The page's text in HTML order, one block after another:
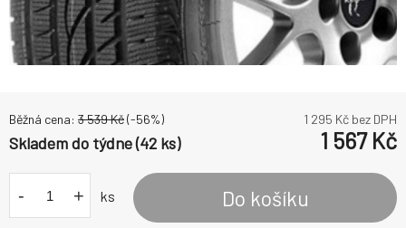
Běžná cena: 3 539Kč(-56%) 1 295 Kč bez DPH
Skladem do týdne (42 ks) 1 567Kč
- + ks Do košíku